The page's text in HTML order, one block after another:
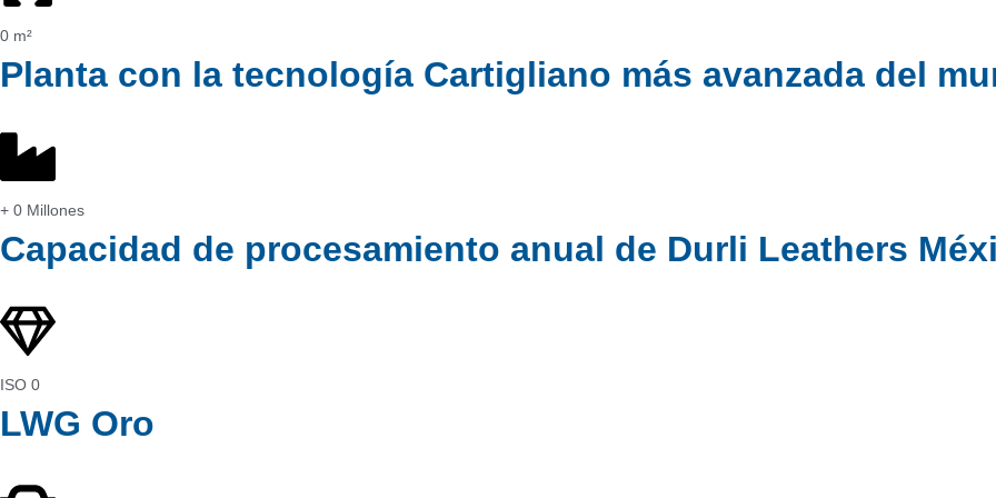
0 m²
Planta con la tecnología Cartigliano más avanzada del
+ 0 Millones
Capacidad de procesamiento anual de Durli Leathers
ISO 0
LWG Oro